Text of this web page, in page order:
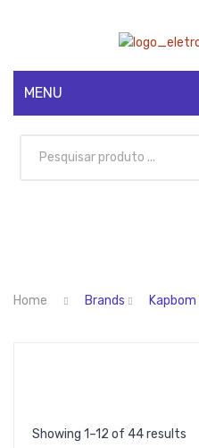
MENU
Home Brands Kapbom
Showing 1–12 of 44 results